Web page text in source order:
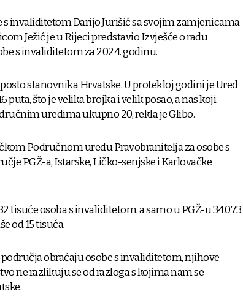
s invaliditetom Darijo Jurišić sa svojim zamjenicama
Ježić je u Rijeci predstavio Izvješće o radu
s invaliditetom za 2024. godinu.
stanovnika Hrvatske. U protekloj godini je Ured
puta, što je velika brojka i velik posao, a nas koji
uredima ukupno 20, rekla je Glibo.
Područnom uredu Pravobranitelja za osobe s
PGŽ-a, Istarske, Ličko-senjske i Karlovačke
tisuće osoba s invaliditetom, a samo u PGŽ-u 34.073
od 15 tisuća.
obraćaju osobe s invaliditetom, njihove
ne razlikuju se od razloga s kojima nam se